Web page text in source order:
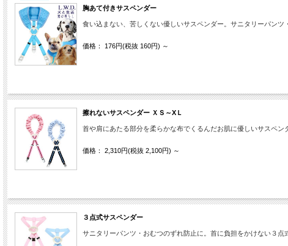
胸あて付きサスペンダー
食い込まない、苦しくない優しいサスペンダー。サニタリーパンツ
価格： 176円(税抜 160円) ～
擦れないサスペンダー ＸＳ～XＬ
首や肩にあたる部分を柔らかな布でくるんだお肌に優しいサスペン
価格： 2,310円(税抜 2,100円) ～
３点式サスペンダー
サニタリーパンツ・おむつのずれ防止に。首に負担をかけない３点